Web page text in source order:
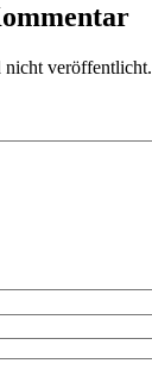
veröffentlicht.